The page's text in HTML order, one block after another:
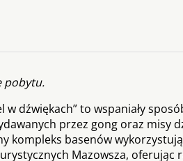
pobytu.
w dźwiękach” to wspaniały
przez gong oraz misy
kompleks basenów
Mazowsza, oferując